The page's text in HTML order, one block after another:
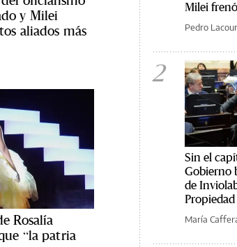
y Milei
aliados más
Rosalía
“la patria
Milei
Pedro Lacour
2
Sin el
Gobierno
de
Propiedad
María